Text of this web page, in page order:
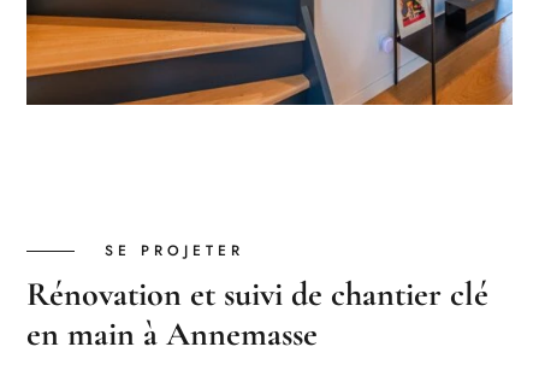
SE PROJETER
Rénovation et suivi de chantier clé
en main à Annemasse